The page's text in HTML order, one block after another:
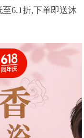
至6.1折,下单即送沐